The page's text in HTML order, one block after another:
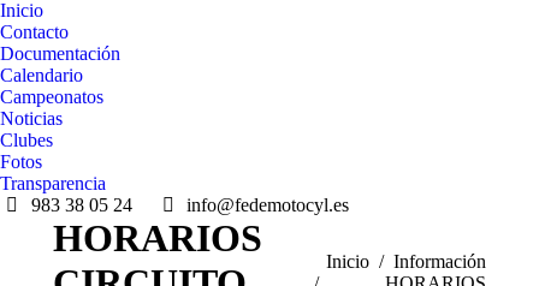
Inicio
Contacto
Documentación
Calendario
Campeonatos
Noticias
Clubes
Fotos
Transparencia
983 38 05 24
info@fedemotocyl.es
HORARIOS
Estás aquí:
Inicio
Información